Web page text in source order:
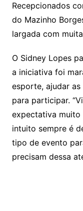
Recepcionados
do Mazinho
largada com
O Sidney Lopes
a iniciativa foi
esporte, ajudar
para participar.
expectativa muito
intuito sempre é
tipo de evento
precisam dessa